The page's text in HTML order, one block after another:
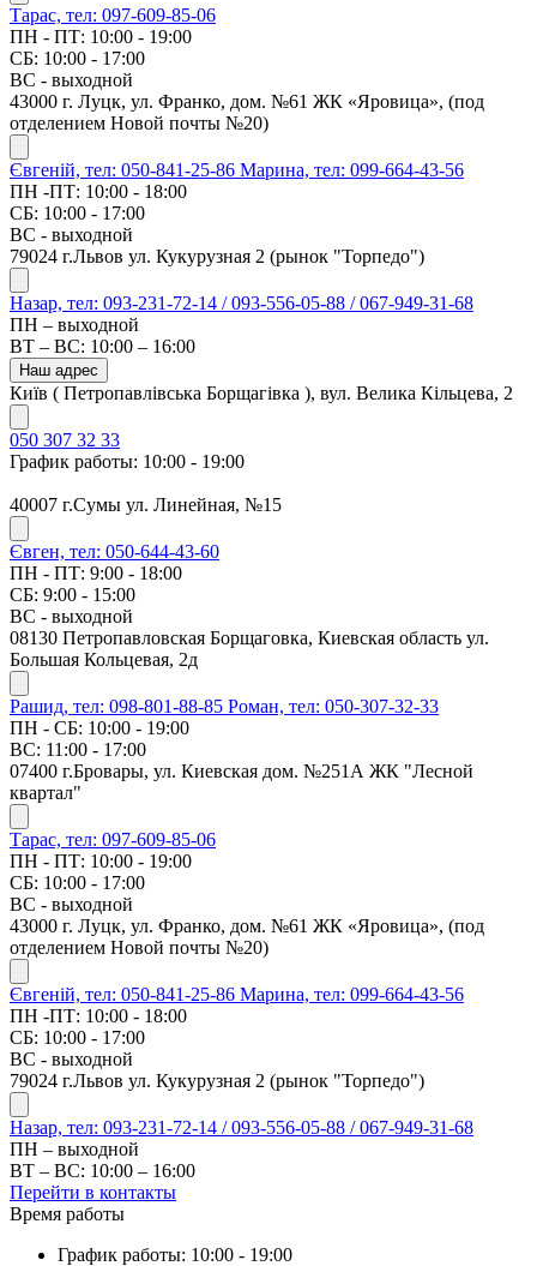
Тарас, тел: 097-609-85-06
ПН - ПТ: 10:00 - 19:00
СБ: 10:00 - 17:00
ВС - выходной
43000 г. Луцк, ул. Франко, дом. №61 ЖК «Яровица», (под
отделением Новой почты №20)
Євгеній, тел: 050-841-25-86 Марина, тел: 099-664-43-56
ПН -ПТ: 10:00 - 18:00
СБ: 10:00 - 17:00
ВС - выходной
79024 г.Львов ул. Кукурузная 2 (рынок "Торпедо")
Назар, тел: 093-231-72-14 / 093-556-05-88 / 067-949-31-68
ПН – выходной
ВТ – ВС: 10:00 – 16:00
Наш адрес
Київ ( Петропавлівська Борщагівка ), вул. Велика Кільцева, 2
050 307 32 33
График работы: 10:00 - 19:00
40007 г.Сумы ул. Линейная, №15
Євген, тел: 050-644-43-60
ПН - ПТ: 9:00 - 18:00
СБ: 9:00 - 15:00
ВС - выходной
08130 Петропавловская Борщаговка, Киевская область ул.
Большая Кольцевая, 2д
Рашид, тел: 098-801-88-85 Роман, тел: 050-307-32-33
ПН - СБ: 10:00 - 19:00
ВС: 11:00 - 17:00
07400 г.Бровары, ул. Киевская дом. №251А ЖК "Лесной
квартал"
Тарас, тел: 097-609-85-06
ПН - ПТ: 10:00 - 19:00
СБ: 10:00 - 17:00
ВС - выходной
43000 г. Луцк, ул. Франко, дом. №61 ЖК «Яровица», (под
отделением Новой почты №20)
Євгеній, тел: 050-841-25-86 Марина, тел: 099-664-43-56
ПН -ПТ: 10:00 - 18:00
СБ: 10:00 - 17:00
ВС - выходной
79024 г.Львов ул. Кукурузная 2 (рынок "Торпедо")
Назар, тел: 093-231-72-14 / 093-556-05-88 / 067-949-31-68
ПН – выходной
ВТ – ВС: 10:00 – 16:00
Перейти в контакты
Время работы
График работы: 10:00 - 19:00